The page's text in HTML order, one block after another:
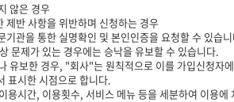
않은 경우
제반 사항을 위반하며 신청하는 경우
관을 통한 실명확인 및 본인인증을 요청할 수 있습
제가 있는 경우에는 승낙을 유보할 수 있습니다.
보한 경우, "회사"는 원칙적으로 이를 가입신청자
표시한 시점으로 합니다.
시간, 이용횟수, 서비스 메뉴 등을 세분하여 이용에